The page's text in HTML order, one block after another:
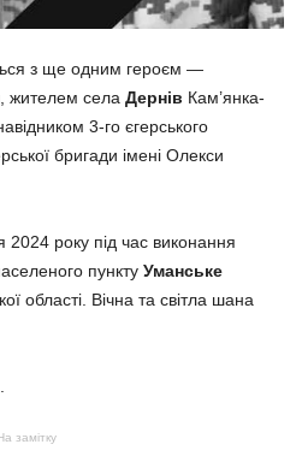
з ще одним героєм —
, жителем села Дернів Кам’янка-
3-го єгерського
бригади імені Олекси
року під час виконання
пункту Уманське
області. Вічна та світла шана
замітку